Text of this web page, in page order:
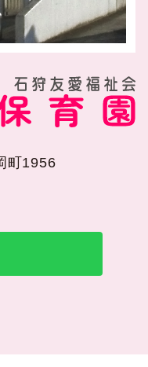
町1956